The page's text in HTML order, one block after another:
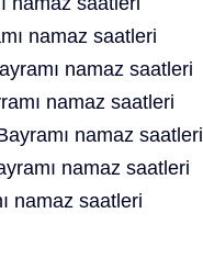
namaz saatleri
namaz saatleri
namaz saatleri
namaz saatleri
namaz saatleri
namaz saatleri